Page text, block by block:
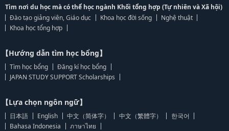
Tìm nơi du học mà có thể học ngành Khối tổng hợp (Tự nhiên và Xã hội)
Đào tạo giảng viên, Giáo dục
Khoa học đời sống
Nghệ thuật
Khoa học tổng hợp
【Hướng dẫn tìm học bổng】
Tìm học bổng
Đăng kí học bổng
JAPAN STUDY SUPPORT Scholarships
【Lựa chọn ngôn ngữ】
日本語 English 中文（简体字） 中文（繁體字）
한국어
Bahasa Indonesia
ภาษาไทย